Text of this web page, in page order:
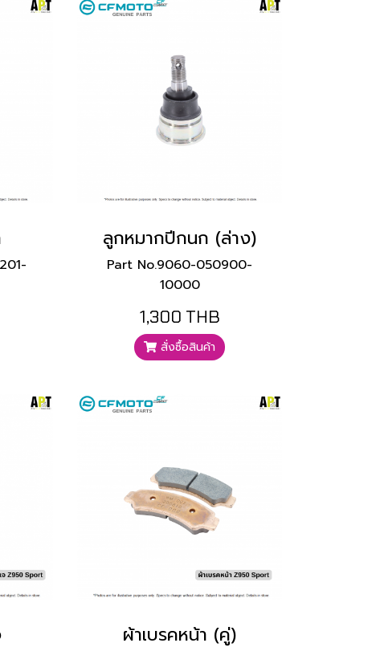
ลูกหมากปีกนก (ล่าง)
Part No.9060-050900-
10000
1,300 THB
สั่งซื้อสินค้า
ผ้าเบรคหน้า (คู่)